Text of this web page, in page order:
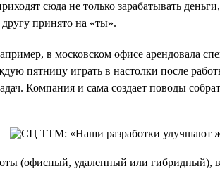
сюда не только зарабатывать
принято на «ты».
в московском офисе арендовала
пятницу играть в настолки после
Компания и сама создает поводы
(офисный, удаленный или гибридный),